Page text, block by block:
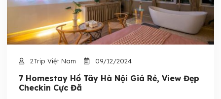
2Trip Việt Nam 09/12/2024
7 Homestay Hồ Tây Hà Nội Giá Rẻ, View Đẹp
Checkin Cực Đã